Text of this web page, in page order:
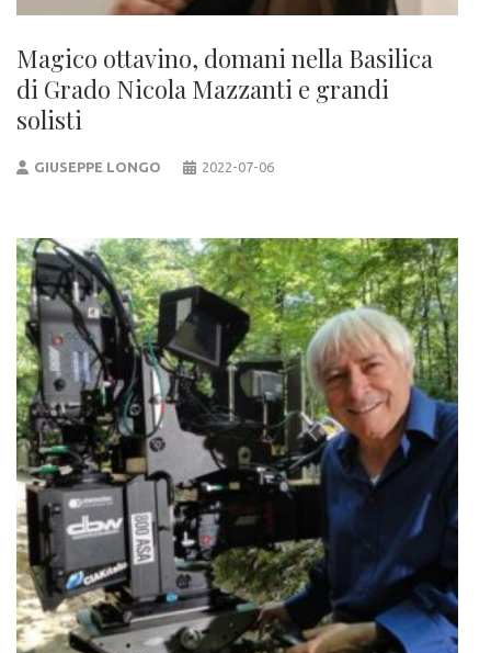
Magico ottavino, domani nella Basilica
di Grado Nicola Mazzanti e grandi
solisti
GIUSEPPE LONGO 2022-07-06